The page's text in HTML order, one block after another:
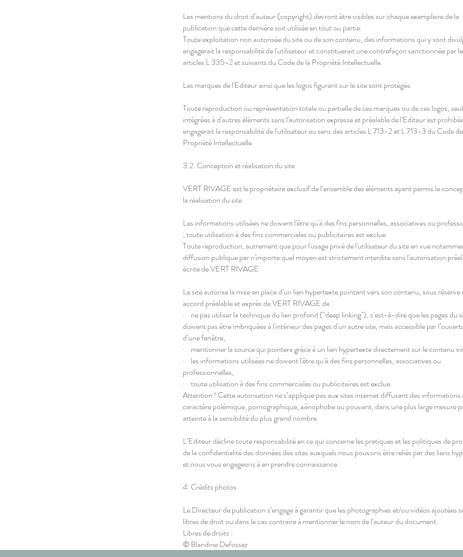
Les mentions du droit d’auteur (copyright) devront être visibles sur chaque exemplaire de la
publication que cette dernière soit utilisée en tout ou partie.
Toute exploitation non autorisée du site ou de son contenu, des informations qui y sont
engagerait la responsabilité de l'utilisateur et constituerait une contrefaçon sanctionnée par
articles L 335-2 et suivants du Code de la Propriété Intellectuelle.
Les marques de l'Editeur ainsi que les logos figurant sur le site sont protégés.
Toute reproduction ou représentation totale ou partielle de ces marques ou de ces logos,
intégrées à d'autres éléments sans l'autorisation expresse et préalable de l'Editeur est
engagerait la responsabilité de l'utilisateur au sens des articles L 713-2 et L 713-3 du Code
Propriété Intellectuelle.
3.2. Conception et réalisation du site
VERT RIVAGE est le propriétaire exclusif de l’ensemble des éléments ayant permis la
la réalisation du site.
Les informations utilisées ne doivent l'être qu'à des fins personnelles, associatives ou
; toute utilisation à des fins commerciales ou publicitaires est exclue.
Toute reproduction, autrement que pour l'usage privé de l'utilisateur du site en vue
diffusion publique par n'importe quel moyen est strictement interdite sans l'autorisation
écrite de VERT RIVAGE
Le site autorise la mise en place d’un lien hypertexte pointant vers son contenu, sous réserve
accord préalable et exprès de VERT RIVAGE de :
· ne pas utiliser la technique du lien profond ("deep linking"), c'est-à-dire que les pages du
doivent pas être imbriquées à l'intérieur des pages d'un autre site, mais accessible par
d’une fenêtre,
· mentionner la source qui pointera grâce à un lien hypertexte directement sur le contenu
· les informations utilisées ne doivent l'être qu'à des fins personnelles, associatives ou
professionnelles,
· toute utilisation à des fins commerciales ou publicitaires est exclue.
Attention ! Cette autorisation ne s’applique pas aux sites internet diffusant des informations
caractère polémique, pornographique, xénophobe ou pouvant, dans une plus large mesure
atteinte à la sensibilité du plus grand nombre.
L’Editeur décline toute responsabilité en ce qui concerne les pratiques et les politiques de
de la confidentialité des données des sites auxquels nous pouvons être reliés par des liens
et nous vous engageons à en prendre connaissance.
4. Crédits photos
Le Directeur de publication s’engage à garantir que les photographies et/ou vidéos ajoutées
libres de droit ou dans le cas contraire à mentionner le nom de l’auteur du document.
Libres de droits :
© Blandine Defossez